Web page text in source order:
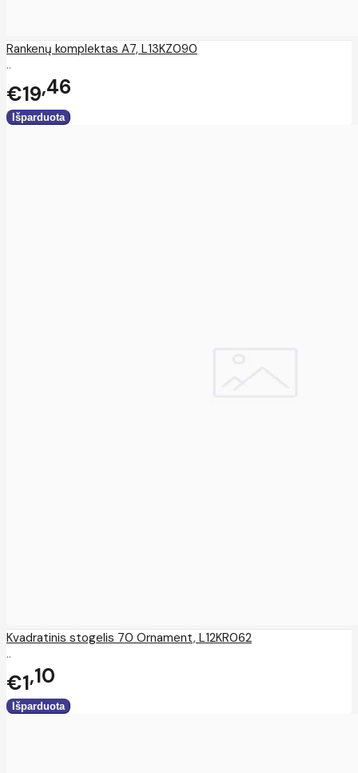
Rankenų komplektas A7, L13KZ090
..
€19 46
Kvadratinis stogelis 70 Ornament, L12KR062
..
€1 10